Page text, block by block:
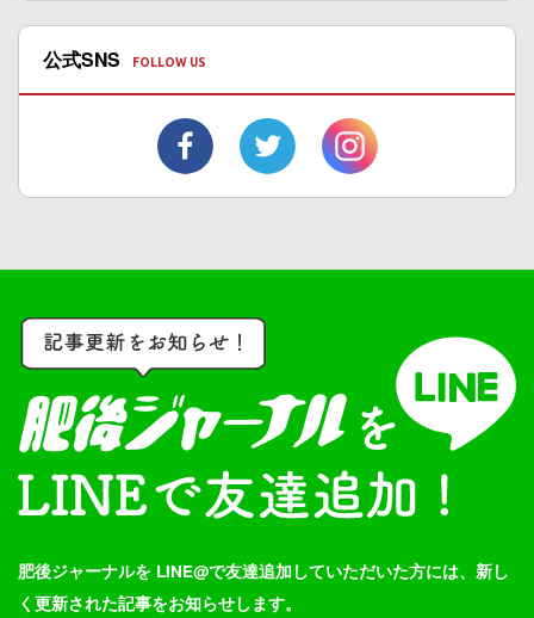
公式SNS
肥後ジャーナルを LINE@で友達追加していただいた方には、新し
く更新された記事をお知らせします。